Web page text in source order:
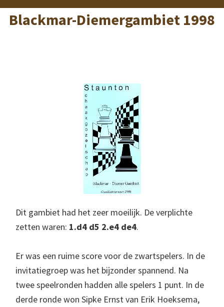
Blackmar-Diemergambiet 1998
Dit gambiet had het zeer moeilijk. De verplichte
zetten waren: 1.d4 d5 2.e4 de4.
Er was een ruime score voor de zwartspelers. In de
invitatiegroep was het bijzonder spannend. Na
twee speelronden hadden alle spelers 1 punt. In de
derde ronde won Sipke Ernst van Erik Hoeksema,